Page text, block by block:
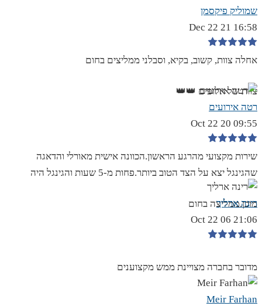
שמוליק פיקסמן
16:58 21 Dec 22
אחלה צוות, קשוב, בקיא, וסבלני ממליצים בחום
צוות של אלופים 👑👑
רטה אירועים
09:55 20 Oct 22
שירות מקצועי מהרגע הראשון.הכוונה אישית מאורלי והדאגה
שהגינגל יצא על הצד הטוב ביותר.פחות מ-5 שעות והגינגל היה
מוכן.ממליצה בחום
רינה ארליך
21:06 06 Oct 22
מדובר בחברה מצויינת ממש מקצוענים
Meir Farhan